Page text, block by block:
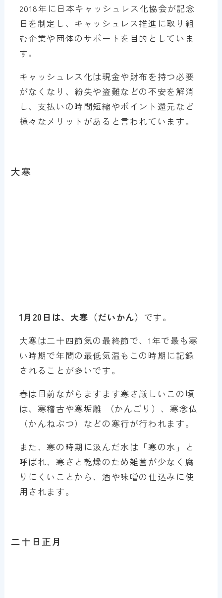
2018年に日本キャッシュレス化協会が記念
日を制定し、キャッシュレス推進に取り組
む企業や団体のサポートを目的としていま
す。
キャッシュレス化は現金や財布を持つ必要
がなくなり、紛失や盗難などの不安を解消
し、支払いの時間短縮やポイント還元など
様々なメリットがあると言われています。
大寒
1月20日は、大寒（だいかん） です。
大寒は二十四節気の最終節で、1年で最も寒
い時期で年間の最低気温もこの時期に記録
されることが多いです。
春は目前ながらますます寒さ厳しいこの頃
は、寒稽古や寒垢離 （かんごり）、寒念仏
（かんねぶつ）などの寒行が行われます。
また、寒の時期に汲んだ水は「寒の水」と
呼ばれ、寒さと乾燥のため雑菌が少なく腐
りにくいことから、酒や味噌の仕込みに使
用されます。
二十日正月